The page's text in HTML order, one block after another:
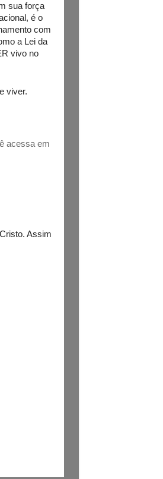
sua força
é o
com
a Lei da
vivo no
viver.
acessa em
Assim